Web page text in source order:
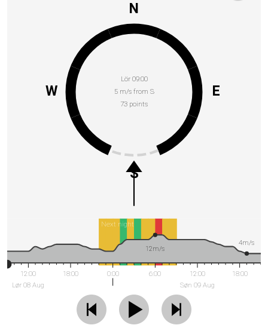
Lör 09:00
5 m/s from S
73 points
N
E
S
W
Next night
12:00
Lør 08 Aug
18:00 0:00 6:00
12:00
Søn 09 Aug
18:00
12m/s
4m/s